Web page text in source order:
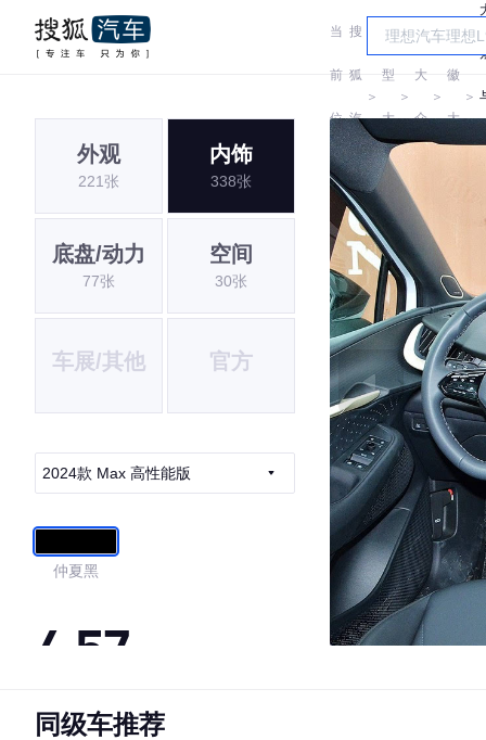
当
前
位
置:
搜
狐
汽
车
＞
车
型
大
全
＞
大
众
＞
安
徽
大
＞
外观
221张
内饰
338张
底盘/动力
77张
空间
30张
车展/其他 官方
2024款 Max 高性能版
仲夏黑
4.57
·外观表现较为优秀，优于65%同级车
同级车推荐